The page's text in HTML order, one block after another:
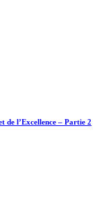
de l’Excellence – Partie 2